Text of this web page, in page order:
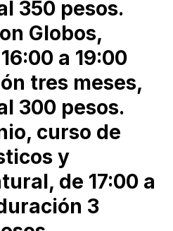
350 pesos.
Globos,
a 19:00
tres meses,
300 pesos.
curso de
y
de 17:00 a
3